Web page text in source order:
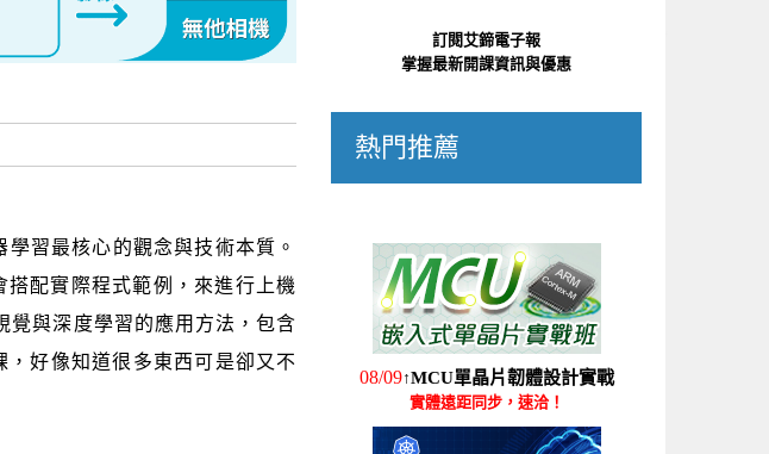
習最核心的觀念與技術本質。
配實際程式範例，來進行上機
覺與深度學習的應用方法，包含
好像知道很多東西可是卻又不
訂閱艾鍗電子報
掌握最新開課資訊與優惠
熱門推薦
08/09↑MCU單晶片韌體設計實戰
實體遠距同步，速洽！